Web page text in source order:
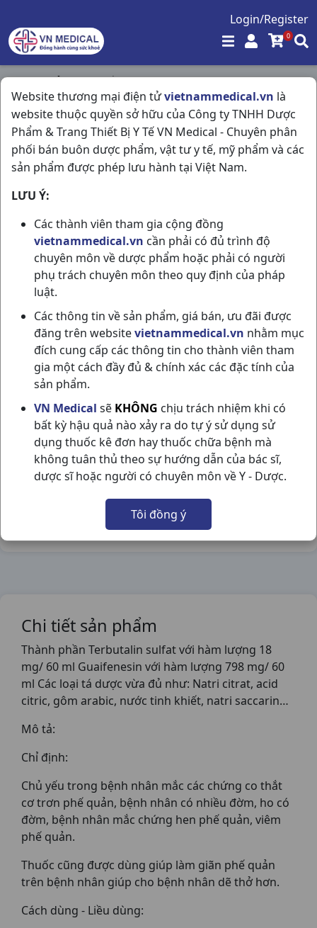
Login/Register
0
Website thương mại điện tửvietnammedical.vn là
website thuộc quyền sở hữu của Công ty TNHH Dược
Phẩm & Trang Thiết Bị Y Tế VN Medical - Chuyên phân
phối bán buôn dược phẩm, vật tư y tế, mỹ phẩm và các
sản phẩm được phép lưu hành tại Việt Nam.
LƯU Ý:
Các thành viên tham gia cộng đồng
vietnammedical.vn cần phải có đủ trình độ
chuyên môn về dược phẩm hoặc phải có người
phụ trách chuyên môn theo quy định của pháp
luật.
Các thông tin về sản phẩm, giá bán, ưu đãi được
đăng trên websitevietnammedical.vn nhằm mục
đích cung cấp các thông tin cho thành viên tham
gia một cách đầy đủ & chính xác các đặc tính của
sản phẩm.
VN Medical sẽ KHÔNG chịu trách nhiệm khi có
bất kỳ hậu quả nào xảy ra do tự ý sử dụng sử
dụng thuốc kê đơn hay thuốc chữa bệnh mà
không tuân thủ theo sự hướng dẫn của bác sĩ,
dược sĩ hoặc người có chuyên môn về Y - Dược.
Tôi đồng ý
Trang chủ / Hô Hấp / Babycanyl C60ml Hatayphar
BABYCANYL C60ML HATAYPHAR
NSX: Hatayphar
Nhóm hàng:Hô Hấp,
Chia sẻ qua mạng xã hội:
Chi tiết sản phẩm
Thành phần Terbutalin sulfat với hàm lượng 18
mg/ 60 ml Guaifenesin với hàm lượng 798 mg/ 60
ml Các loại tá dược vừa đủ như: Natri citrat, acid
citric, gôm arabic, nước tinh khiết, natri saccarin…
Mô tả:
Chỉ định:
Chủ yếu trong bệnh nhân mắc các chứng co thắt
cơ trơn phế quản, bệnh nhân có nhiều đờm, ho có
đờm, bệnh nhân mắc chứng hen phế quản, viêm
phế quản.
Thuốc cũng được dùng giúp làm giãn phế quản
trên bệnh nhân giúp cho bệnh nhân dẽ thở hơn.
Cách dùng - Liều dùng: